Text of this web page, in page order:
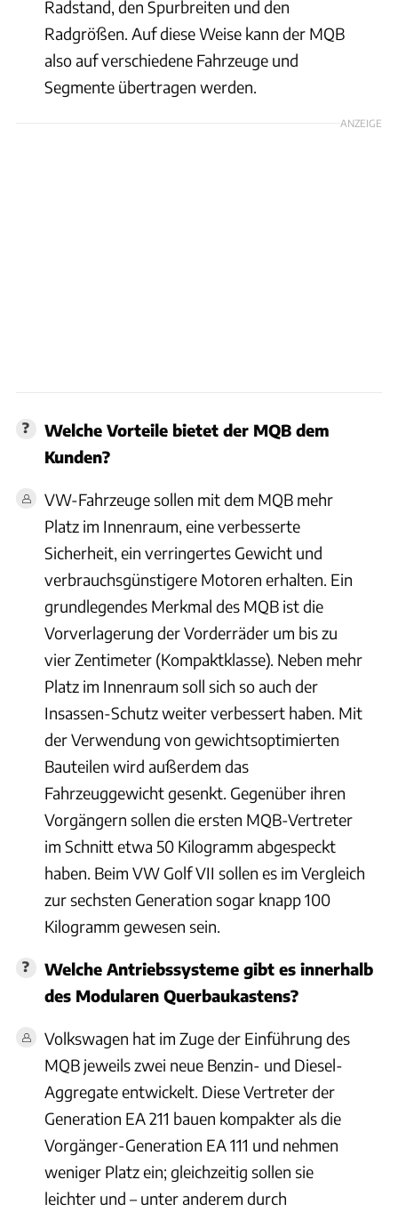
Radstand, den Spurbreiten und den
Radgrößen. Auf diese Weise kann der MQB
also auf verschiedene Fahrzeuge und
Segmente übertragen werden.
ANZEIGE
Welche Vorteile bietet der MQB dem
Kunden?
VW-Fahrzeuge sollen mit dem MQB mehr
Platz im Innenraum, eine verbesserte
Sicherheit, ein verringertes Gewicht und
verbrauchsgünstigere Motoren erhalten. Ein
grundlegendes Merkmal des MQB ist die
Vorverlagerung der Vorderräder um bis zu
vier Zentimeter (Kompaktklasse). Neben mehr
Platz im Innenraum soll sich so auch der
Insassen-Schutz weiter verbessert haben. Mit
der Verwendung von gewichtsoptimierten
Bauteilen wird außerdem das
Fahrzeuggewicht gesenkt. Gegenüber ihren
Vorgängern sollen die ersten MQB-Vertreter
im Schnitt etwa 50 Kilogramm abgespeckt
haben. Beim VW Golf VII sollen es im Vergleich
zur sechsten Generation sogar knapp 100
Kilogramm gewesen sein.
Welche Antriebssysteme gibt es innerhalb
des Modularen Querbaukastens?
Volkswagen hat im Zuge der Einführung des
MQB jeweils zwei neue Benzin- und Diesel-
Aggregate entwickelt. Diese Vertreter der
Generation EA 211 bauen kompakter als die
Vorgänger-Generation EA 111 und nehmen
weniger Platz ein; gleichzeitig sollen sie
leichter und – unter anderem durch